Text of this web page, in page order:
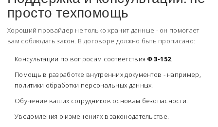
просто техпомощь
Хороший провайдер не только хранит данные - он помогает
вам соблюдать закон. В договоре должно быть прописано:
Консультации по вопросам соответствия ФЗ-152.
Помощь в разработке внутренних документов - например,
политики обработки персональных данных.
Обучение ваших сотрудников основам безопасности.
Уведомления о изменениях в законодательстве.